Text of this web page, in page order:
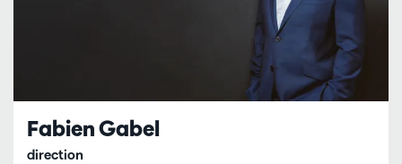
Fabien Gabel
direction